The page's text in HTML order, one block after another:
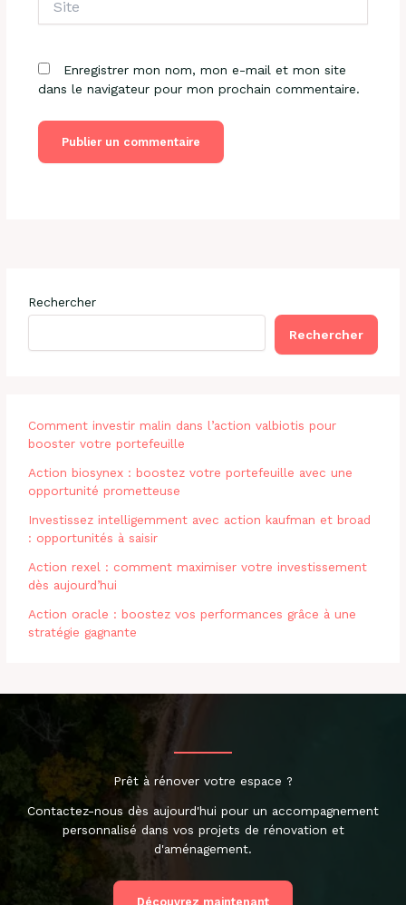
Enregistrer mon nom, mon e-mail et mon site
dans le navigateur pour mon prochain commentaire.
Rechercher
Rechercher
Comment investir malin dans l’action valbiotis pour
booster votre portefeuille
Action biosynex : boostez votre portefeuille avec une
opportunité prometteuse
Investissez intelligemment avec action kaufman et broad
: opportunités à saisir
Action rexel : comment maximiser votre investissement
dès aujourd’hui
Action oracle : boostez vos performances grâce à une
stratégie gagnante
Prêt à rénover votre espace ?
Contactez-nous dès aujourd'hui pour un accompagnement
personnalisé dans vos projets de rénovation et
d'aménagement.
Découvrez maintenant